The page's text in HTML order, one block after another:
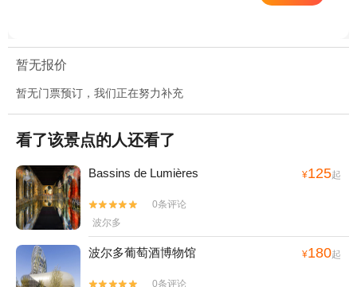
暂无报价
暂无门票预订，我们正在努力补充
看了该景点的人还看了
Bassins de Lumières ¥125起


0条评论
波尔多
波尔多葡萄酒博物馆 ¥180起

 0条评论